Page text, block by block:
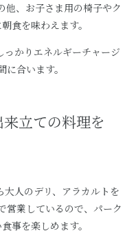
他、お子さま用の椅子やク
食を味わえます。
っかりエネルギーチャージ
合います。
立ての料理を
人のデリ、アラカルトを
営業しているので、パーク
事を楽しめます。